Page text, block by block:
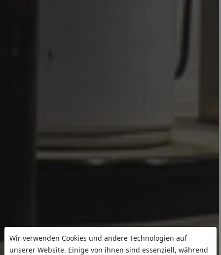
Wir verwenden Cookies und andere Technologien auf
unserer Website. Einige von ihnen sind essenziell, während